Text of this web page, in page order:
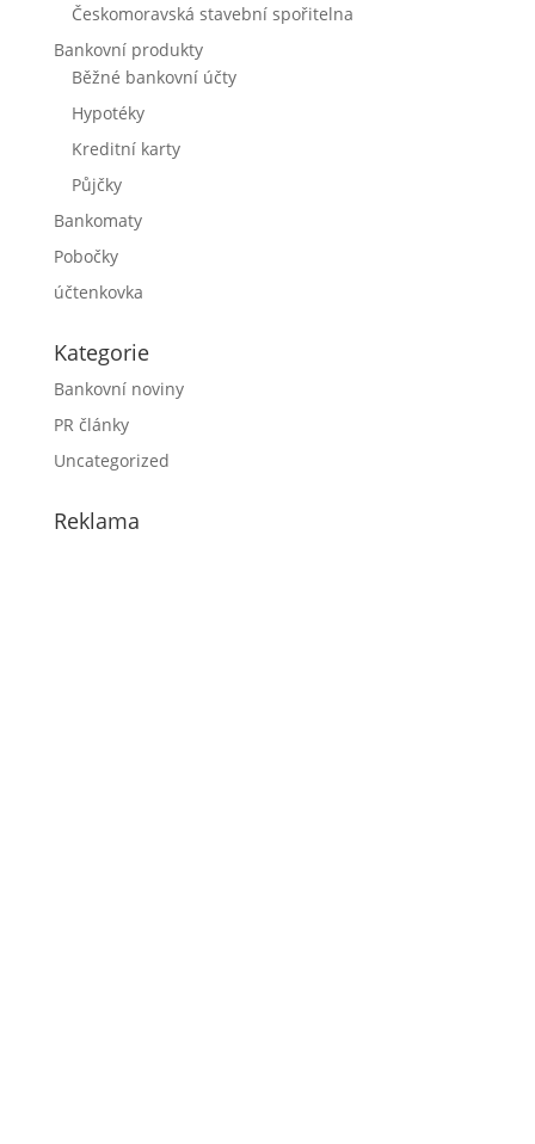
Českomoravská stavební spořitelna
Bankovní produkty
Běžné bankovní účty
Hypotéky
Kreditní karty
Půjčky
Bankomaty
Pobočky
účtenkovka
Kategorie
Bankovní noviny
PR články
Uncategorized
Reklama